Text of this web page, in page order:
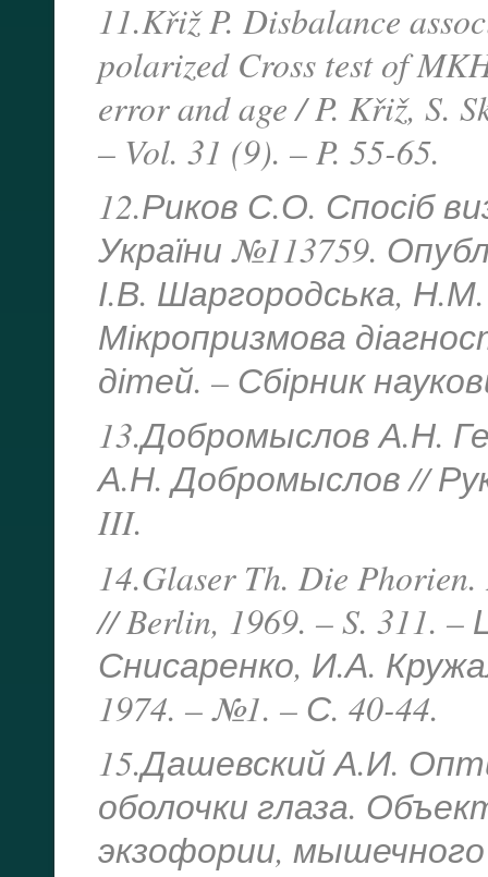
11.Křiž P. Disbalance
polarized Cross test of
error and age / P. Křiž, S.
– Vol. 31 (9). – P. 55-65.
12.Риков С.О. Спосіб
України №113759.
І.В. Шаргородська,
Мікропризмова
дітей. – Сбірник
13.Добромыслов А.Н.
А.Н. Добромыслов //
III.
14.Glaser Th. Die
// Berlin, 1969. – S.
Снисаренко, И.А.
1974. – №1. – С. 40-44.
15.Дашевский А.И.
оболочки глаза.
экзофории,